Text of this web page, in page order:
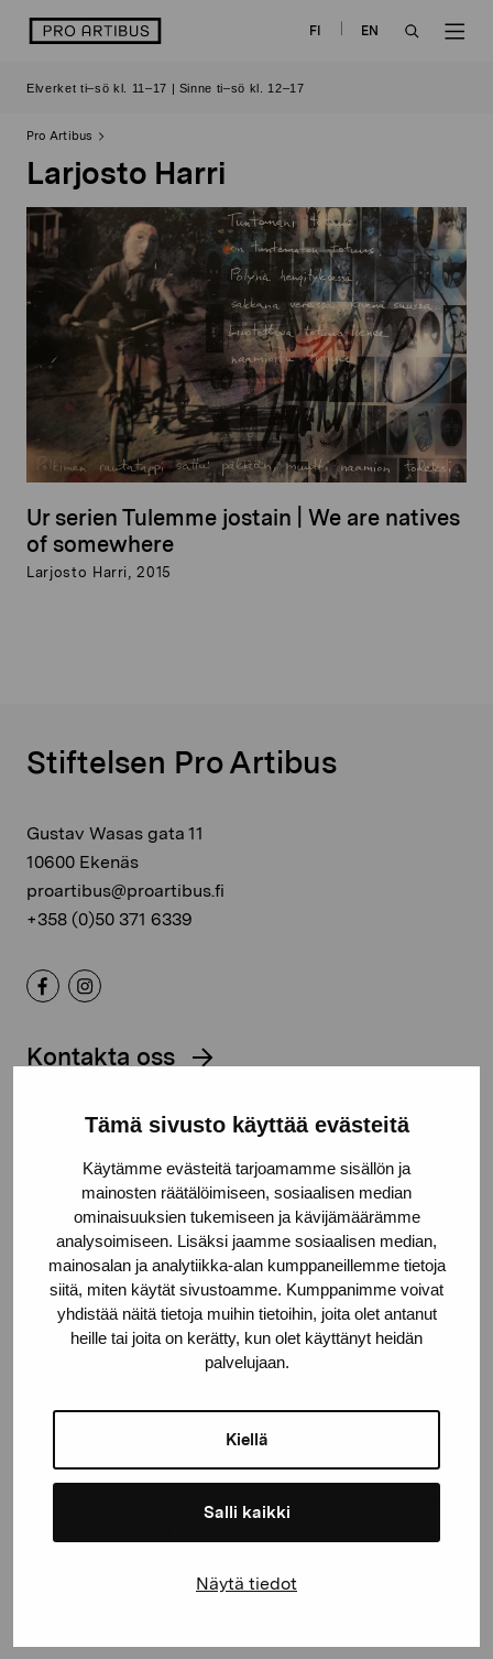
Tämä sivusto käyttää evästeitä
Käytämme evästeitä tarjoamamme sisällön ja
mainosten räätälöimiseen, sosiaalisen median
ominaisuuksien tukemiseen ja kävijämäärämme
analysoimiseen. Lisäksi jaamme sosiaalisen median,
mainosalan ja analytiikka-alan kumppaneillemme tietoja
siitä, miten käytät sivustoamme. Kumppanimme voivat
yhdistää näitä tietoja muihin tietoihin, joita olet antanut
heille tai joita on kerätty, kun olet käyttänyt heidän
palvelujaan.
Kiellä
Salli kaikki
Näytä tiedot
logo FI
EN
Elverket ti–sö kl. 11–17 | Sinne ti–sö kl. 12–17
Pro Artibus
Larjosto Harri
Ur serien Tulemme jostain | We are natives
of somewhere
Larjosto Harri, 2015
Stiftelsen Pro Artibus
Gustav Wasas gata 11
10600 Ekenäs
proartibus@proartibus.fi
+358 (0)50 371 6339
Kontakta oss
Håll dig uppdaterad om aktuella
utställningar och evenemang
Förnamn
Elverket & Pro Artibus